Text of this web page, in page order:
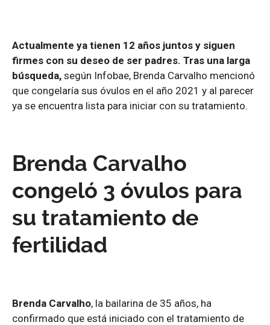
Actualmente ya tienen 12 años juntos y siguen
firmes con su deseo de ser padres. Tras una larga
búsqueda, según Infobae, Brenda Carvalho mencionó
que congelaría sus óvulos en el año 2021 y al parecer
ya se encuentra lista para iniciar con su tratamiento.
Brenda Carvalho
congeló 3 óvulos para
su tratamiento de
fertilidad
Brenda Carvalho, la bailarina de 35 años, ha
confirmado que está iniciado con el tratamiento de